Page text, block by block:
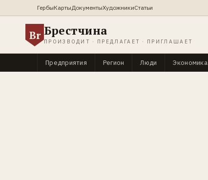
ГербыКартыДокументыХудожникиСтатьи
Br Брестчина
ПРОИЗВОДИТ · ПРЕДЛАГАЕТ · ПРИГЛАШАЕТ
Предприятия Регион Люди Экономика